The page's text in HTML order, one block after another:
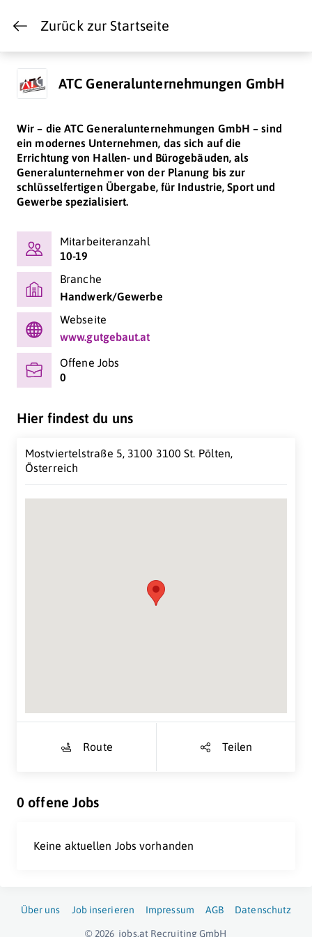
Zurück zur Startseite
ATC Generalunternehmungen GmbH
Wir – die ATC Generalunternehmungen GmbH – sind
ein modernes Unternehmen, das sich auf die
Errichtung von Hallen- und Bürogebäuden, als
Generalunternehmer von der Planung bis zur
schlüsselfertigen Übergabe, für Industrie, Sport und
Gewerbe spezialisiert.
Mitarbeiteranzahl
10-19
Branche
Handwerk/Gewerbe
Webseite
www.gutgebaut.at
Offene Jobs
0
Hier findest du uns
Mostviertelstraße 5, 3100 3100 St. Pölten,
Österreich
Route Teilen
0 offene Jobs
Keine aktuellen Jobs vorhanden
Über uns Job inserieren Impressum AGB Datenschutz
© 2026 jobs.at Recruiting GmbH